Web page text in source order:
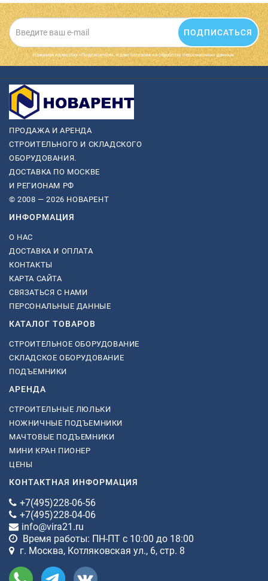
ПОДПИСАТЬСЯ
Нажимая на кнопку «Подписаться», я даю cогласие на обработку персональных данных.
ПРОДАЖА И АРЕНДА
СТРОИТЕЛЬНОГО И СКЛАДСКОГО
ОБОРУДОВАНИЯ.
ДОСТАВКА ПО МОСКВЕ
И РЕГИОНАМ РФ
© 2008 — 2026 НОВАРЕНТ
ИНФОРМАЦИЯ
О НАС
ДОСТАВКА И ОПЛАТА
КОНТАКТЫ
КАРТА САЙТА
СВЯЗАТЬСЯ С НАМИ
ПЕРСОНАЛЬНЫЕ ДАННЫЕ
КАТАЛОГ ТОВАРОВ
СТРОИТЕЛЬНОЕ ОБОРУДОВАНИЕ
СКЛАДСКОЕ ОБОРУДОВАНИЕ
ПОДЪЕМНИКИ
АРЕНДА
СТРОИТЕЛЬНЫЕ ЛЮЛЬКИ
НОЖНИЧНЫЕ ПОДЪЕМНИКИ
МАЧТОВЫЕ ПОДЪЕМНИКИ
МИНИ КРАН ПИОНЕР
ЦЕНЫ
КОНТАКТНАЯ ИНФОРМАЦИЯ
+7(495)228-06-56
+7(495)228-04-06
info@vira21.ru
Время работы: ПН-ПТ с 10:00 до 18:00
г. Москва, Котляковская ул., 6, стр. 8